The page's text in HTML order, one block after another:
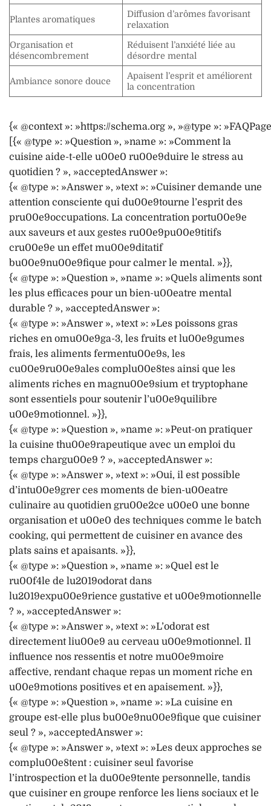
Plantes aromatiques
Diffusion d’arômes favorisant
relaxation
Organisation et
désencombrement
Réduisent l’anxiété liée au
désordre mental
Ambiance sonore douce
Apaisent l’esprit et améliorent
la concentration
{« @context »: »https://schema.org », »@type »:
[{« @type »: »Question », »name »: »Comment la
cuisine aide-t-elle u00e0 ru00e9duire le stress au
quotidien ? », »acceptedAnswer »:
{« @type »: »Answer », »text »: »Cuisiner demande une
attention consciente qui du00e9tourne l’esprit des
pru00e9occupations. La concentration portu00e9e
aux saveurs et aux gestes ru00e9pu00e9titifs
cru00e9e un effet mu00e9ditatif
bu00e9nu00e9fique pour calmer le mental. »}},
{« @type »: »Question », »name »: »Quels aliments sont
les plus efficaces pour un bien-u00eatre mental
durable ? », »acceptedAnswer »:
{« @type »: »Answer », »text »: »Les poissons gras
riches en omu00e9ga-3, les fruits et lu00e9gumes
frais, les aliments fermentu00e9s, les
cu00e9ru00e9ales complu00e8tes ainsi que les
aliments riches en magnu00e9sium et tryptophane
sont essentiels pour soutenir l’u00e9quilibre
u00e9motionnel. »}},
{« @type »: »Question », »name »: »Peut-on pratiquer
la cuisine thu00e9rapeutique avec un emploi du
temps chargu00e9 ? », »acceptedAnswer »:
{« @type »: »Answer », »text »: »Oui, il est possible
d’intu00e9grer ces moments de bien-u00eatre
culinaire au quotidien gru00e2ce u00e0 une bonne
organisation et u00e0 des techniques comme le batch
cooking, qui permettent de cuisiner en avance des
plats sains et apaisants. »}},
{« @type »: »Question », »name »: »Quel est le
ru00f4le de lu2019odorat dans
lu2019expu00e9rience gustative et u00e9motionnelle
? », »acceptedAnswer »:
{« @type »: »Answer », »text »: »L’odorat est
directement liu00e9 au cerveau u00e9motionnel. Il
influence nos ressentis et notre mu00e9moire
affective, rendant chaque repas un moment riche en
u00e9motions positives et en apaisement. »}},
{« @type »: »Question », »name »: »La cuisine en
groupe est-elle plus bu00e9nu00e9fique que cuisiner
seul ? », »acceptedAnswer »:
{« @type »: »Answer », »text »: »Les deux approches se
complu00e8tent : cuisiner seul favorise
l’introspection et la du00e9tente personnelle, tandis
que cuisiner en groupe renforce les liens sociaux et le